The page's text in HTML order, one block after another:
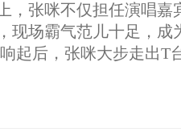
，张咪不仅担任演唱嘉
现场霸气范儿十足，成
起后，张咪大步走出T